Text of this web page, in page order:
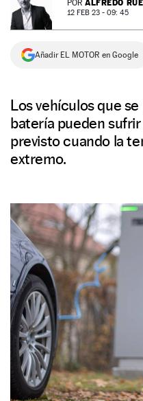
NEWSLETTER
SÍGUENOS
POR ALFREDO
12 FEB 23 - 09: 45
Añadir EL MOTOR en Google
Los vehículos que
batería pueden
previsto cuando la
extremo.